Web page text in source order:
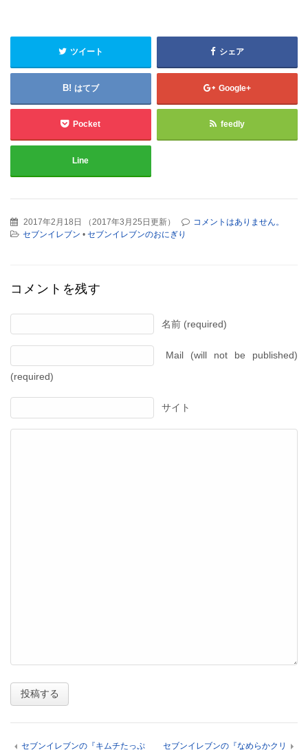
ツイート シェア
はてブ Google+
Pocket feedly
Line
2017年2月18日 （ 2017年3月25日更新）
コメントはありません。
セブンイレブン • セブンイレブンのおにぎり
コメントを残す
名前 (required)
Mail (will not be published)
(required)
サイト
セブンイレブンの『キムチたっぷ
セブンイレブンの『なめらかクリ